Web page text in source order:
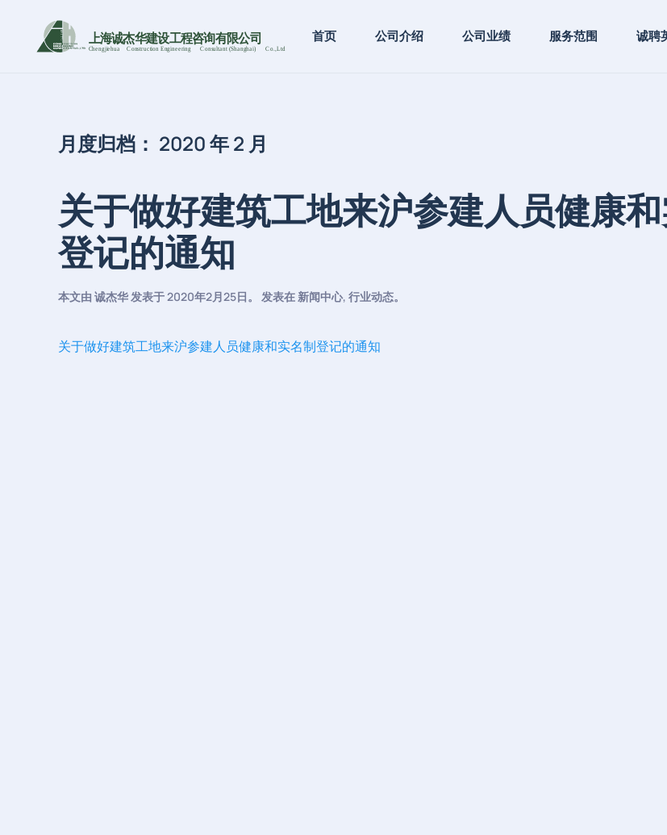
上海诚杰华建设工程咨询有限公司
Chengjiehua Construction Engineering Consultant (Shanghai) Co .,Ltd
首页 公司介绍 公司业绩 服务范围 诚聘
月度归档： 2020 年 2 月
关于做好建筑工地来沪参建人员健康
登记的通知
本文由 诚杰华发表于2020年2月25日。 发表在新闻中心, 行业动态。
关于做好建筑工地来沪参建人员健康和实名制登记的通知